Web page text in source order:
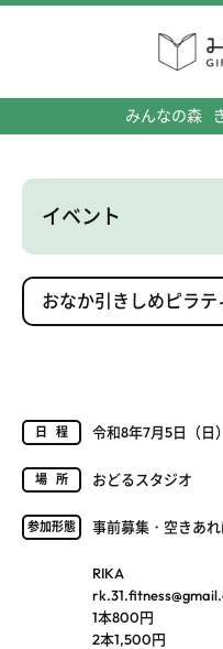
みんなの森
イベント
おなか引きしめピラ
日程 令和8年7月5日（日
場所 おどるスタジオ
参加形態 事前募集・空きあ
RIKA
1本800円
2本1,500円